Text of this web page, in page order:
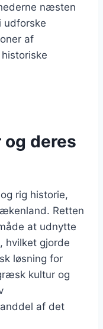
næsten
udforske
af
deres
rig historie,
Retten
at udnytte
hvilket gjorde
løsning for
kultur og
af det